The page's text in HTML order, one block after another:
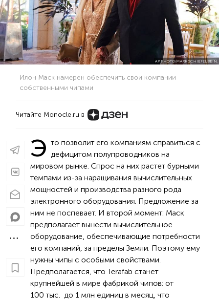
AP PHOTO/MARK SCHIEFELBEIN.
Илон Маск намерен обеспечить свои компании
собственными чипами
Читайте Monocle.ru в
Э то позволит его компаниям справиться с
дефицитом полупроводников на
мировом рынке. Спрос на них растет бурными
темпами из-за наращивания вычислительных
мощностей и производства разного рода
электронного оборудования. Предложение за
ним не поспевает. И второй момент: Маск
предполагает вынести вычислительное
оборудование, обеспечивающие потребности
его компаний, за пределы Земли. Поэтому ему
нужны чипы с особыми свойствами.
Предполагается, что Terafab станет
крупнейшей в мире фабрикой чипов: от
100 тыс. до 1 млн единиц в месяц, что